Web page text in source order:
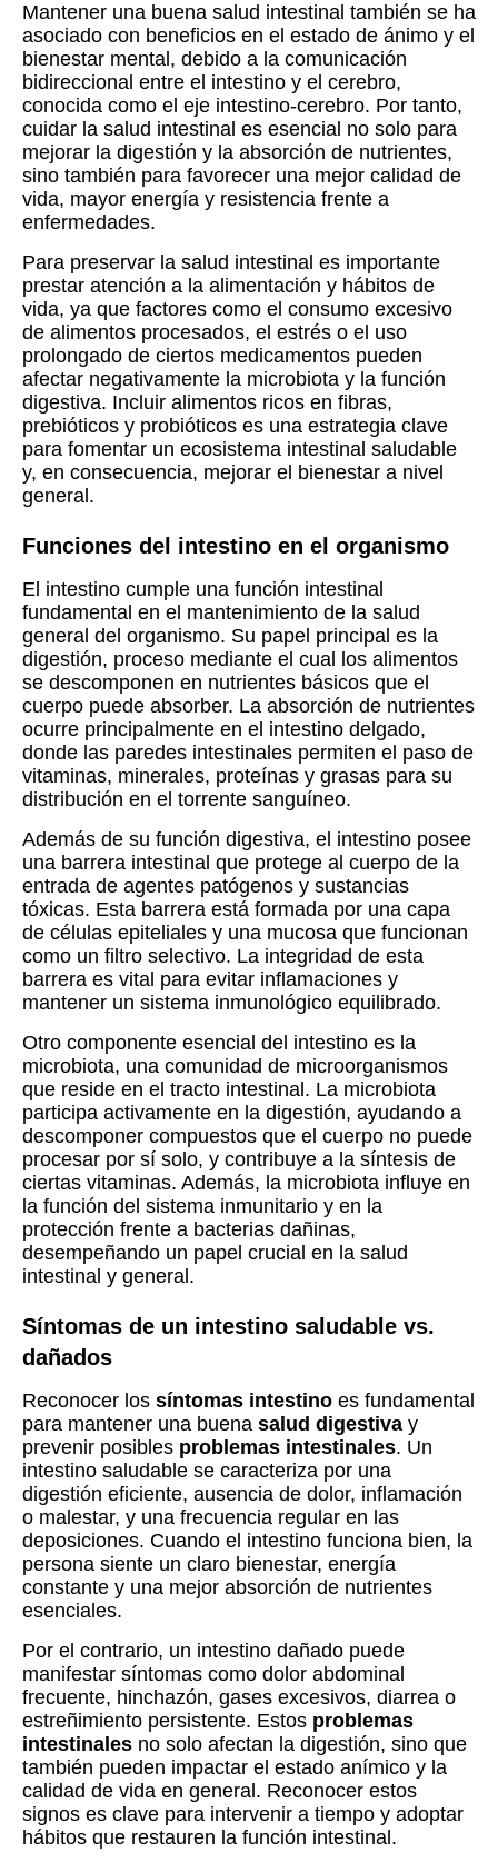
Mantener una buena salud intestinal también se ha
asociado con beneficios en el estado de ánimo y el
bienestar mental, debido a la comunicación
bidireccional entre el intestino y el cerebro,
conocida como el eje intestino-cerebro. Por tanto,
cuidar la salud intestinal es esencial no solo para
mejorar la digestión y la absorción de nutrientes,
sino también para favorecer una mejor calidad de
vida, mayor energía y resistencia frente a
enfermedades.
Para preservar la salud intestinal es importante
prestar atención a la alimentación y hábitos de
vida, ya que factores como el consumo excesivo
de alimentos procesados, el estrés o el uso
prolongado de ciertos medicamentos pueden
afectar negativamente la microbiota y la función
digestiva. Incluir alimentos ricos en fibras,
prebióticos y probióticos es una estrategia clave
para fomentar un ecosistema intestinal saludable
y, en consecuencia, mejorar el bienestar a nivel
general.
Funciones del intestino en el organismo
El intestino cumple una función intestinal
fundamental en el mantenimiento de la salud
general del organismo. Su papel principal es la
digestión, proceso mediante el cual los alimentos
se descomponen en nutrientes básicos que el
cuerpo puede absorber. La absorción de nutrientes
ocurre principalmente en el intestino delgado,
donde las paredes intestinales permiten el paso de
vitaminas, minerales, proteínas y grasas para su
distribución en el torrente sanguíneo.
Además de su función digestiva, el intestino posee
una barrera intestinal que protege al cuerpo de la
entrada de agentes patógenos y sustancias
tóxicas. Esta barrera está formada por una capa
de células epiteliales y una mucosa que funcionan
como un filtro selectivo. La integridad de esta
barrera es vital para evitar inflamaciones y
mantener un sistema inmunológico equilibrado.
Otro componente esencial del intestino es la
microbiota, una comunidad de microorganismos
que reside en el tracto intestinal. La microbiota
participa activamente en la digestión, ayudando a
descomponer compuestos que el cuerpo no puede
procesar por sí solo, y contribuye a la síntesis de
ciertas vitaminas. Además, la microbiota influye en
la función del sistema inmunitario y en la
protección frente a bacterias dañinas,
desempeñando un papel crucial en la salud
intestinal y general.
Síntomas de un intestino saludable vs.
dañados
Reconocer los síntomas intestino es fundamental
para mantener una buena salud digestiva y
prevenir posibles problemas intestinales. Un
intestino saludable se caracteriza por una
digestión eficiente, ausencia de dolor, inflamación
o malestar, y una frecuencia regular en las
deposiciones. Cuando el intestino funciona bien, la
persona siente un claro bienestar, energía
constante y una mejor absorción de nutrientes
esenciales.
Por el contrario, un intestino dañado puede
manifestar síntomas como dolor abdominal
frecuente, hinchazón, gases excesivos, diarrea o
estreñimiento persistente. Estos problemas
intestinales no solo afectan la digestión, sino que
también pueden impactar el estado anímico y la
calidad de vida en general. Reconocer estos
signos es clave para intervenir a tiempo y adoptar
hábitos que restauren la función intestinal.